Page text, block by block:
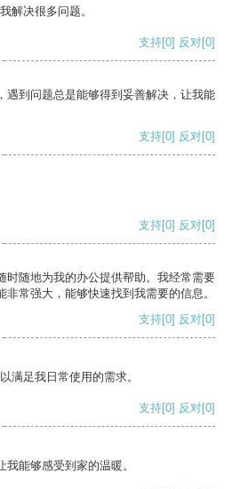
解决很多问题。
支持[0] 反对[0]
遇到问题总是能够得到妥善解决，让我能
支持[0] 反对[0]
支持[0] 反对[0]
时随地为我的办公提供帮助。我经常需要
常强大，能够快速找到我需要的信息。
支持[0] 反对[0]
满足我日常使用的需求。
支持[0] 反对[0]
能够感受到家的温暖。